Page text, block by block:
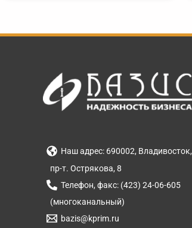
Наш адрес: 690002, Владивосток,
пр-т. Острякова, 8
Телефон, факс: (423) 24-06-605
(многоканальный)
bazis@kprim.ru